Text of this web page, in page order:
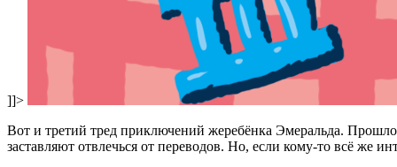
]]>
Вот и третий тред приключений жеребёнка Эмеральда.
заставляют отвлечься от переводов. Но, если кому-то всё же